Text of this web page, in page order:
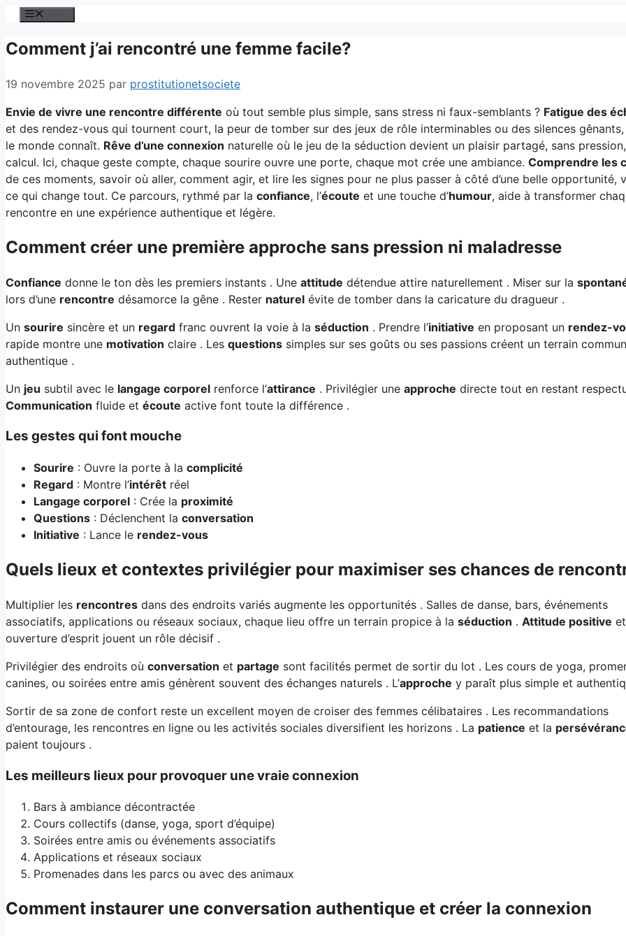
Aller
contenu
Comment j’ai rencontré une femme facile?
19 novembre 2025 par prostitutionetsociete
Envie de vivre une rencontre différente où tout semble plus simple, sans stress ni faux-semblants ? Fatigue des
et des rendez-vous qui tournent court, la peur de tomber sur des jeux de rôle interminables ou des silences
le monde connaît. Rêve d’une connexion naturelle où le jeu de la séduction devient un plaisir partagé, sans
calcul. Ici, chaque geste compte, chaque sourire ouvre une porte, chaque mot crée une ambiance. Comprendre les
de ces moments, savoir où aller, comment agir, et lire les signes pour ne plus passer à côté d’une belle opportunité,
ce qui change tout. Ce parcours, rythmé par la confiance, l’écoute et une touche d’humour, aide à transformer
rencontre en une expérience authentique et légère.
Comment créer une première approche sans pression ni maladresse
Confiance donne le ton dès les premiers instants . Une attitude détendue attire naturellement . Miser sur la
lors d’une rencontre désamorce la gêne . Rester naturel évite de tomber dans la caricature du dragueur .
Un sourire sincère et un regard franc ouvrent la voie à la séduction . Prendre l’initiative en proposant un rendez-
rapide montre une motivation claire . Les questions simples sur ses goûts ou ses passions créent un terrain
authentique .
Un jeu subtil avec le langage corporel renforce l’attirance . Privilégier une approche directe tout en restant
Communication fluide et écoute active font toute la différence .
Les gestes qui font mouche
Sourire : Ouvre la porte à la complicité
Regard : Montre l’intérêt réel
Langage corporel : Crée la proximité
Questions : Déclenchent la conversation
Initiative : Lance le rendez-vous
Quels lieux et contextes privilégier pour maximiser ses chances de
Multiplier les rencontres dans des endroits variés augmente les opportunités . Salles de danse, bars, événements
associatifs, applications ou réseaux sociaux, chaque lieu offre un terrain propice à la séduction . Attitude positive et
ouverture d’esprit jouent un rôle décisif .
Privilégier des endroits où conversation et partage sont facilités permet de sortir du lot . Les cours de yoga,
canines, ou soirées entre amis génèrent souvent des échanges naturels . L’approche y paraît plus simple et
Sortir de sa zone de confort reste un excellent moyen de croiser des femmes célibataires . Les recommandations
d’entourage, les rencontres en ligne ou les activités sociales diversifient les horizons . La patience et la
paient toujours .
Les meilleurs lieux pour provoquer une vraie connexion
Bars à ambiance décontractée
Cours collectifs (danse, yoga, sport d’équipe)
Soirées entre amis ou événements associatifs
Applications et réseaux sociaux
Promenades dans les parcs ou avec des animaux
Comment instaurer une conversation authentique et créer la connexion